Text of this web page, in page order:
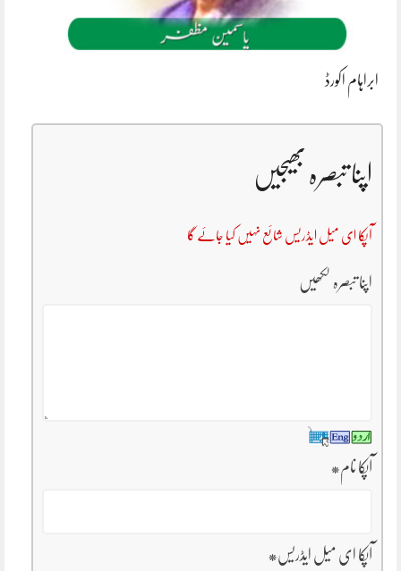
ابراہام اکورڈ
اپنا تبصرہ بھیجیں
آپکا ای میل ایڈریس شائع نہیں کیا جائے گا
اپنا تبصرہ لکھیں
آپکا نام*
آپکا ای میل ایڈریس*